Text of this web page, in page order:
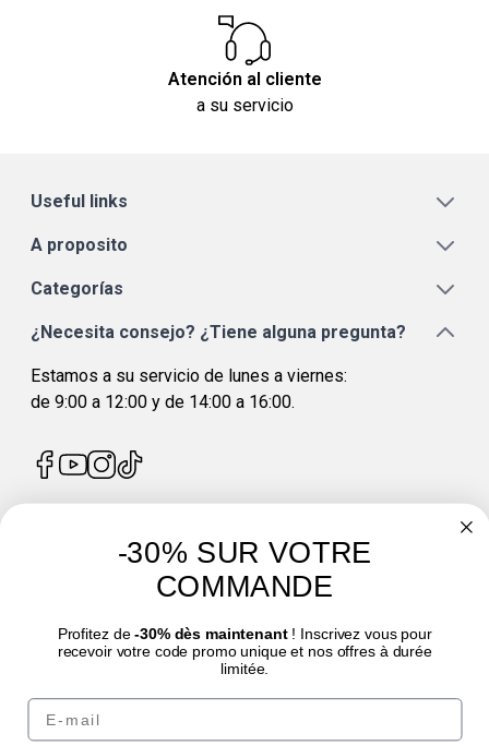
Atención al cliente
a su servicio
Useful links
A proposito
Categorías
¿Necesita consejo? ¿Tiene alguna pregunta?
Estamos a su servicio de lunes a viernes:
de 9:00 a 12:00 y de 14:00 a 16:00.
4.7/5
© Laboratoire des GRANIONS 2026 | Pago seguro | *Norma AFNOR NF EN 17444.
-30% SUR VOTRE
COMMANDE
Profitez de-30% dès maintenant! Inscrivez vous pour
recevoir votre code promo unique et nos offres à durée
limitée.
Email